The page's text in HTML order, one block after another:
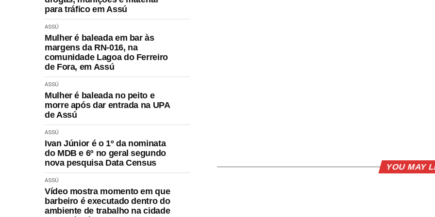
para tráfico em Assú
ASSÚ
Mulher é baleada em bar às
margens da RN-016, na
comunidade Lagoa do Ferreiro
de Fora, em Assú
ASSÚ
Mulher é baleada no peito e
morre após dar entrada na UPA
de Assú
ASSÚ
Ivan Júnior é o 1º da nominata
do MDB e 6º no geral segundo
nova pesquisa Data Census
ASSÚ
Vídeo mostra momento em que
barbeiro é executado dentro do
ambiente de trabalho na cidade
YOU MAY